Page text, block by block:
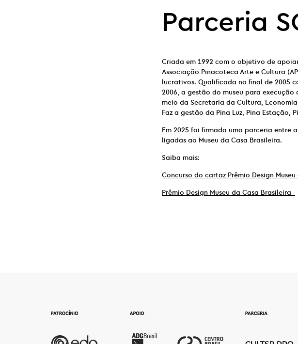
Parceria
Criada em 1992 com o objetivo de
Associação Pinacoteca Arte e Cultura
lucrativos. Qualificada no final de 2005
2006, a gestão do museu para
meio da Secretaria da Cultura,
Faz a gestão da Pina Luz, Pina Estação,
Em 2025 foi firmada uma parceria entre
ligadas ao Museu da Casa Brasileira.
Saiba mais:
Concurso do cartaz Prêmio Design
Prêmio Design Museu da Casa Brasileira